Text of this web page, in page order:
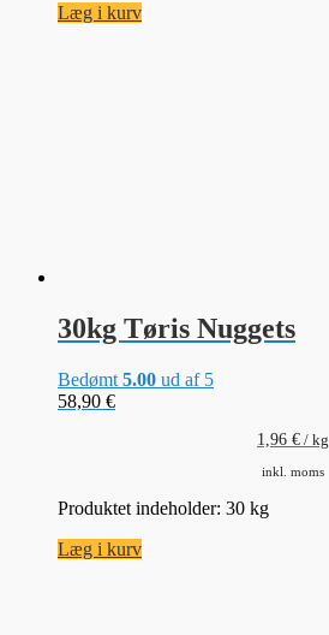
Læg i kurv
30kg Tøris Nuggets
Bedømt 5.00 ud af 5
58,90 €
1,96 € / kg
inkl. moms
Produktet indeholder: 30 kg
Læg i kurv